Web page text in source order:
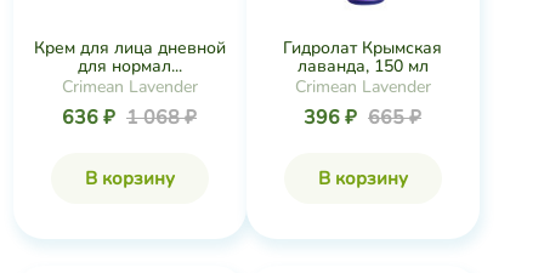
Крем для лица дневной
для нормал...
Crimean Lavender
636 ₽ 1 068 ₽
В корзину
Гидролат Крымская
лаванда, 150 мл
Crimean Lavender
396 ₽ 665 ₽
В корзину